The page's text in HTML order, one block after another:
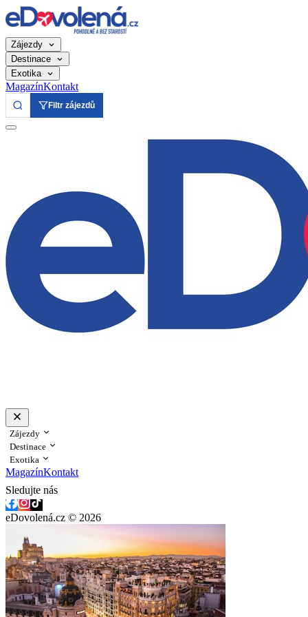
Zájezdy
Destinace
Exotika
MagazínKontakt
Filtr zájezdů
Zájezdy
Destinace
Exotika
MagazínKontakt
Sledujte nás
eDovolená.cz © 2026